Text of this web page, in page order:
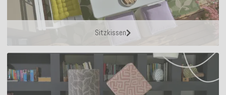
Sitzkissen